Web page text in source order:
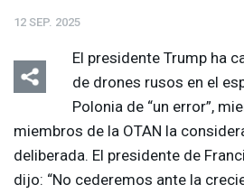
12 SEP. 2025
El presidente Trump ha
de drones rusos en el
Polonia de “un error”,
miembros de la OTAN la
deliberada. El presidente de
dijo: “No cederemos ante la